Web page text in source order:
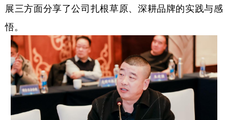
食品 人居 信息化 数字经济
城市 旅游
彩票 娱乐 时尚 悦读
公益 一带一路 亚太网 上市公司
文化产业
展三方面分享了公司扎根草原、深耕品牌的实践与感
悟。